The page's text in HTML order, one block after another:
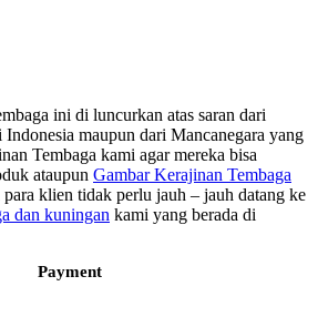
ini di luncurkan atas saran dari
maupun dari Mancanegara yang
Tembaga kami agar mereka bisa
ataupun Gambar Kerajinan Tembaga
para klien tidak perlu jauh – jauh datang ke
dan kuningan kami yang berada di
Payment